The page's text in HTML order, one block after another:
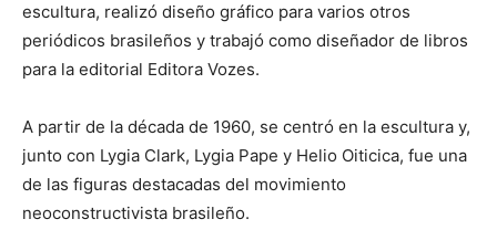
escultura, realizó diseño gráfico para varios otros
periódicos brasileños y trabajó como diseñador de libros
para la editorial Editora Vozes.
A partir de la década de 1960, se centró en la escultura y,
junto con Lygia Clark, Lygia Pape y Helio Oiticica, fue una
de las figuras destacadas del movimiento
neoconstructivista brasileño.